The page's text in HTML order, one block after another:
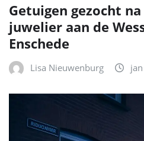
Getuigen gezocht
juwelier aan de
Enschede
Lisa Nieuwenburg